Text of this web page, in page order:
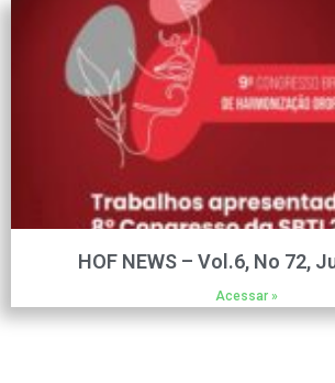
HOF NEWS – Vol.6, No 72,
Acessar »